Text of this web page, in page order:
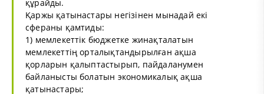
құрайды.
Қаржы қатынастары негізінен мынадай екі
сфераны қамтиды:
1) мемлекеттік бюджетке жинақталатын
мемлекеттің орталықтандырылған ақша
қорларын қалыптастырып, пайдаланумен
байланысты болатын экономикалық ақша
қатынастары;